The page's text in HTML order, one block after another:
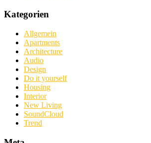
Kategorien
Allgemein
Apartments
Architecture
Audio
Design
Do it yourself
Housing
Interior
New Living
SoundCloud
Trend